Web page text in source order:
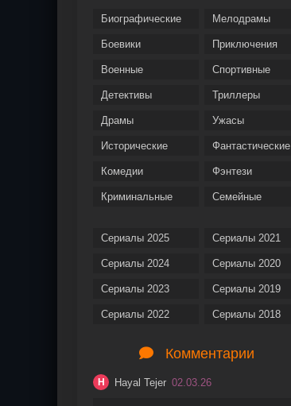
Биографические
Боевики
Военные
Детективы
Драмы
Исторические
Комедии
Криминальные
Мелодрамы
Приключения
Спортивные
Триллеры
Ужасы
Фантастические
Фэнтези
Семейные
Сериалы 2025
Сериалы 2024
Сериалы 2023
Сериалы 2022
Сериалы 2021
Сериалы 2020
Сериалы 2019
Сериалы 2018
Комментарии
H Hayal Tejer 02.03.26